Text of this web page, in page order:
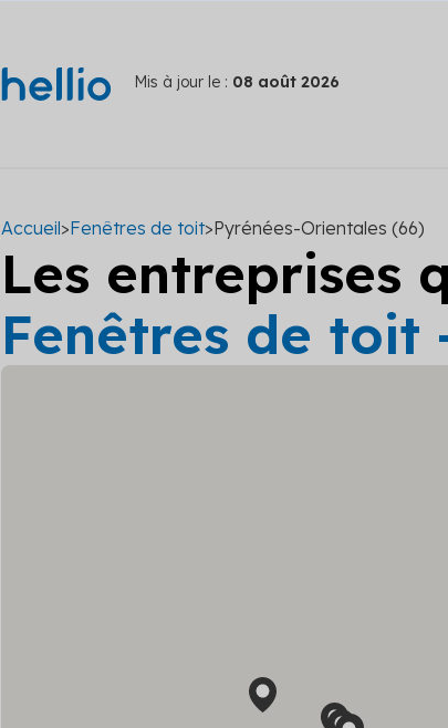
Mis à jour le : 08 août 2026
Accueil>Fenêtres de toit>Pyrénées-Orientales (66)
Les entreprises
Fenêtres de toit